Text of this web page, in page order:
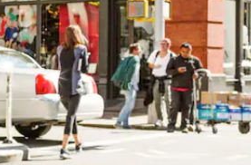
omhoog en omlaag, óf door te